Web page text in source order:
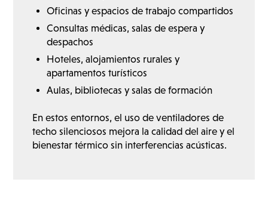
Oficinas y espacios de trabajo compartidos
Consultas médicas, salas de espera y
despachos
Hoteles, alojamientos rurales y
apartamentos turísticos
Aulas, bibliotecas y salas de formación
En estos entornos, el uso de ventiladores de
techo silenciosos mejora la calidad del aire y el
bienestar térmico sin interferencias acústicas.